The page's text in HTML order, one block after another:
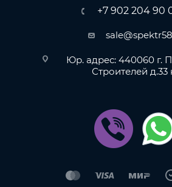
+7 902 204 90
Юр. адрес: 440060 г.
Строителей д.33